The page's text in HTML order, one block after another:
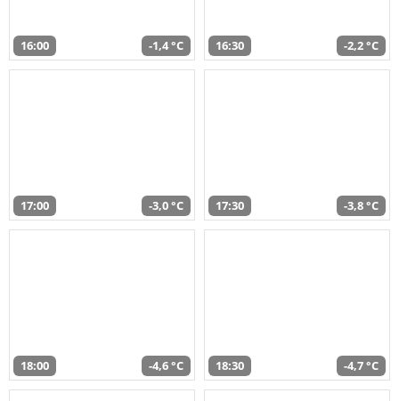
16:00 -1,4 °C 16:30 -2,2 °C
17:00 -3,0 °C 17:30 -3,8 °C
18:00 -4,6 °C 18:30 -4,7 °C